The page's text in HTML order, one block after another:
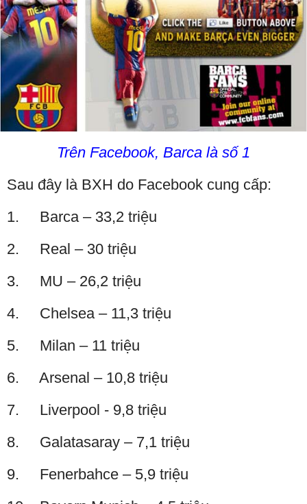
Trên Facebook, Barca là số 1
Sau đây là BXH do Facebook cung cấp:
1. Barca – 33,2 triệu
2. Real – 30 triệu
3. MU – 26,2 triệu
4. Chelsea – 11,3 triệu
5. Milan – 11 triệu
6. Arsenal – 10,8 triệu
7. Liverpool - 9,8 triệu
8. Galatasaray – 7,1 triệu
9. Fenerbahce – 5,9 triệu